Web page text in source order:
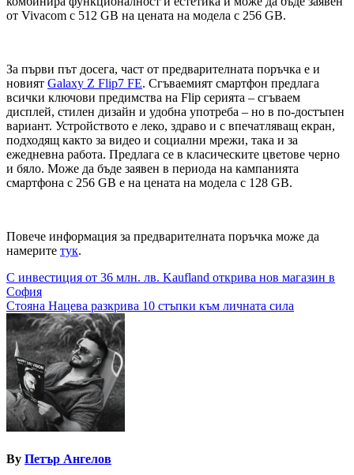
от Vivacom с 512 GB на цената на модела с 256 GB.
За първи път досега, част от предварителната поръчка е и
новият Galaxy Z Flip7 FE. Сгъваемият смартфон предлага
всички ключови предимства на Flip серията – сгъваем
дисплей, стилен дизайн и удобна употреба – но в по-достъпен
вариант. Устройството е леко, здраво и с впечатляващ екран,
подходящ както за видео и социални мрежи, така и за
ежедневна работа. Предлага се в класическите цветове черно
и бяло. Може да бъде заявен в периода на кампанията
смартфона с 256 GB е на цената на модела с 128 GB.
Повече информация за предварителната поръчка може да
намерите тук.
Навигация
С инвестиция от 36 млн. лв. Kaufland открива нов магазин в
София
Стояна Нацева разкрива 10 стъпки към личната сила
By Петър Ангелов